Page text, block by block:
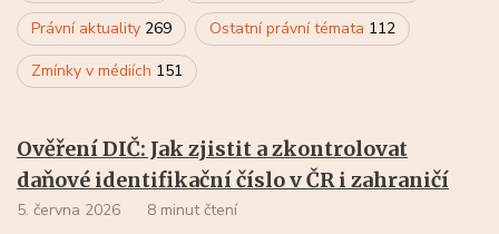
Právní aktuality 269 Ostatní právní témata 112
Zmínky v médiích 151
Ověření DIČ: Jak zjistit a zkontrolovat
daňové identifikační číslo v ČR i zahraničí
5. června 2026 8 minut čtení